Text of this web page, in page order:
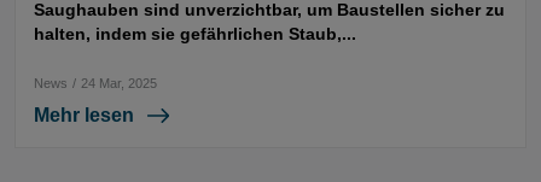
Saughauben sind unverzichtbar, um Baustellen sicher zu
halten, indem sie gefährlichen Staub,...
News / 24 Mar, 2025
Mehr lesen